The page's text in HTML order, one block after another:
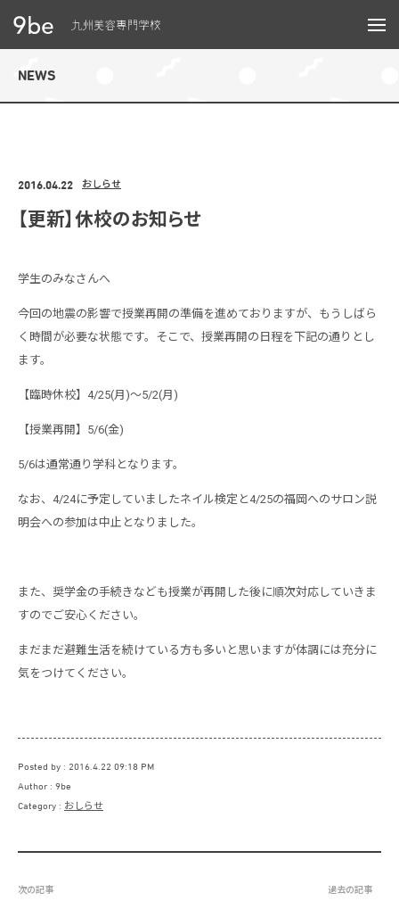
NEWS
2016.04.22 おしらせ
【更新】休校のお知らせ
学生のみなさんへ
今回の地震の影響で授業再開の準備を進めておりますが、もうしばら
く時間が必要な状態です。そこで、授業再開の日程を下記の通りとし
ます。
【臨時休校】4/25(月)〜5/2(月)
【授業再開】5/6(金)
5/6は通常通り学科となります。
なお、4/24に予定していましたネイル検定と4/25の福岡へのサロン説
明会への参加は中止となりました。
また、奨学金の手続きなども授業が再開した後に順次対応していきま
すのでご安心ください。
まだまだ避難生活を続けている方も多いと思いますが体調には充分に
気をつけてください。
Posted by
2016.4.22 09:18 PM
Author
9be
Category
おしらせ
次の記事 過去の記事